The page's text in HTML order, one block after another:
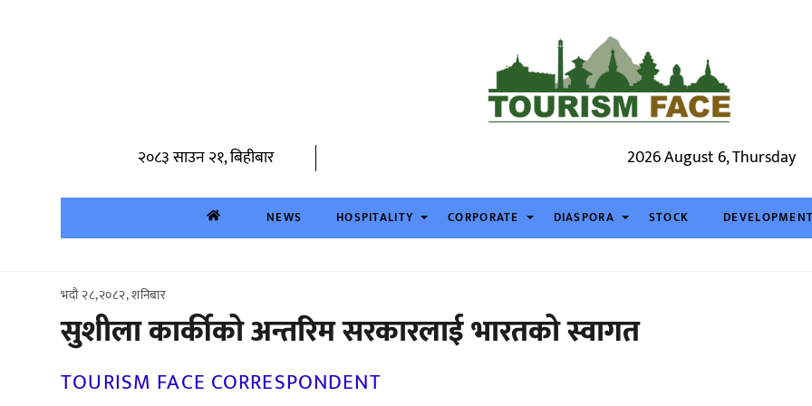
२०८३ साउन २१, बिहीबार 2026 August 6, Thursday
NEWS HOSPITALITY CORPORATE DIASPORA STOCK DEVELOPMENT
भदौ २८,२०८२, शनिबार
सुशीला कार्कीको अन्तरिम सरकारलाई भारतको स्वागत
TOURISM FACE CORRESPONDENT